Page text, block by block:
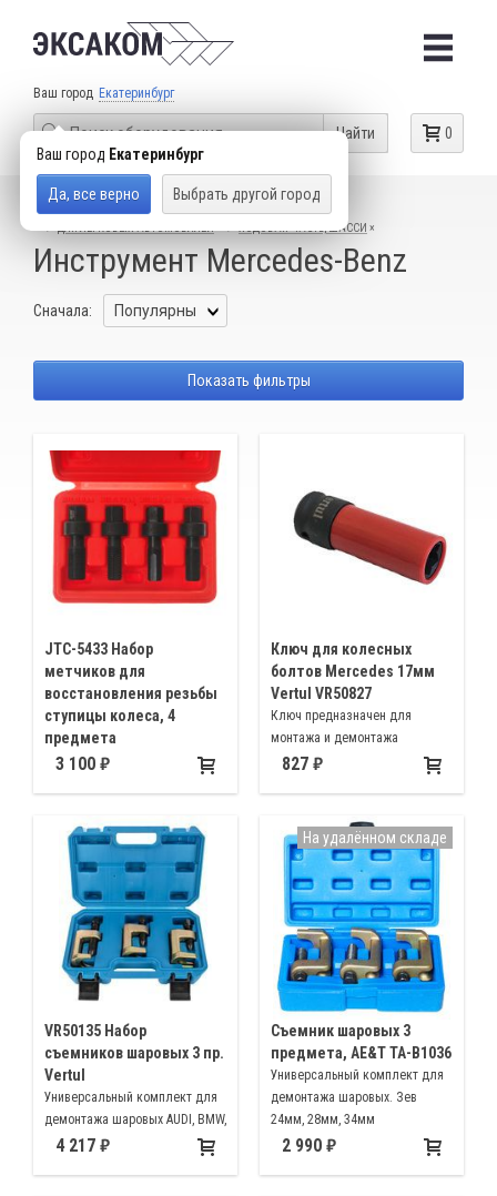
Ваш город Екатеринбург
Ваш город Екатеринбург
Да, все верно Выбрать другой город
0
Найти
КАТАЛОГ ТОВАРОВ
СПЕЦИАЛЬНЫЙ ИНСТРУМЕНТ
ХОДОВАЯ ЧАСТЬ, ШАССИ
Сначала:
Инструмент Mercedes-Benz
Показать фильтры
JTC-5433 Набор
метчиков для
восстановления резьбы
ступицы колеса, 4
предмета
Для восстановления резьбы:
3 100
Ключ для колесных
болтов Mercedes 17мм
Vertul VR50827
Ключ предназначен для
монтажа и демонтажа
колесных болтов Mercedes-
827
VR50135 Набор
съемников шаровых 3 пр.
Vertul
Универсальный комплект для
демонтажа шаровых AUDI, BMW,
Citroen, Ford, Mercedes, Opel,
4 217
Съемник шаровых 3
предмета, AE&T TA-B1036
Универсальный комплект для
демонтажа шаровых. Зев
24мм, 28мм, 34мм
2 990
На удалённом складе